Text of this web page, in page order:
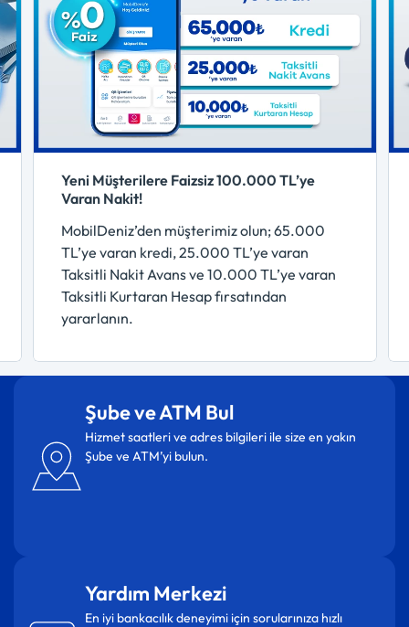
Yeni Müşterilere Faizsiz 100.000 TL’ye
Varan Nakit!
MobilDeniz’den müşterimiz olun; 65.000
TL’ye varan kredi, 25.000 TL’ye varan
Taksitli Nakit Avans ve 10.000 TL’ye varan
Taksitli Kurtaran Hesap fırsatından
yararlanın.
Şube ve ATM Bul
Hizmet saatleri ve adres bilgileri ile size en yakın
Şube ve ATM’yi bulun.
Yardım Merkezi
En iyi bankacılık deneyimi için sorularınıza hızlı